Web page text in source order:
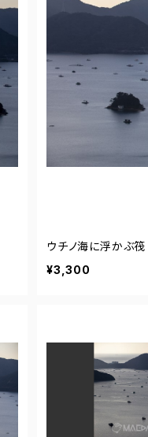
ウチノ海に浮かぶ
¥3,300